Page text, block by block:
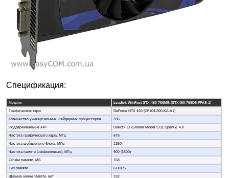
Спецификация:
Модель
Leadtek WinFast GTX 460 768MB (GTX460-768D5-FPAS-1)
Графическое ядро
GeForce GTX 460 (GF104-300-KA-A1)
Количество универсальных шейдерных процессоров
336
Поддерживаемые API
DirectX 11 (Shader Model 5.0), OpenGL 4.0
Частота графического ядра, МГц
675
Частота шейдерного блока, МГц
1350
Частота памяти (эффективная), МГц
900 (3600)
Объём памяти, МБ
768
Тип памяти
GDDR5
Ширина шины памяти, бит
192